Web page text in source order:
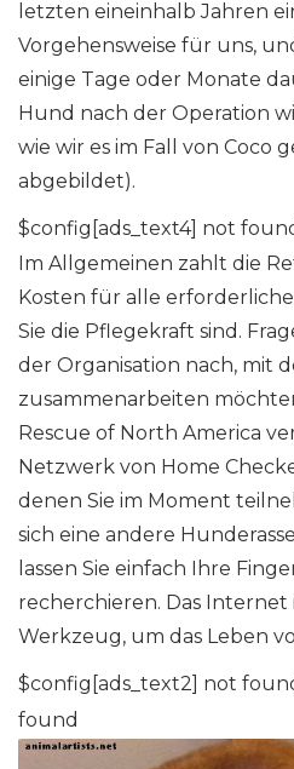
letzten eineinhalb Jahren
Vorgehensweise für uns,
einige Tage oder Monate
Hund nach der Operation
wie wir es im Fall von Coco
abgebildet).
$config[ads_text4] not
Im Allgemeinen zahlt die
Kosten für alle
Sie die Pflegekraft sind.
der Organisation nach, mit
zusammenarbeiten
Rescue of North America
Netzwerk von Home
denen Sie im Moment
sich eine andere
lassen Sie einfach Ihre
recherchieren. Das Internet
Werkzeug, um das Leben
$config[ads_text2] not
found